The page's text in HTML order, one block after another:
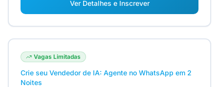
Ver Detalhes e Inscrever
Vagas Limitadas
Crie seu Vendedor de IA: Agente no WhatsApp em 2
Noites